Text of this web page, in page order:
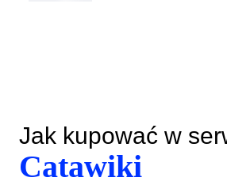
Jak kupować w
Catawiki